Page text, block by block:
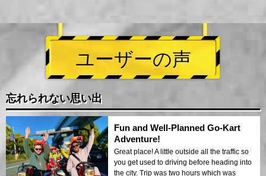
ユーザーの声
忘れられない思い出
Fun and Well-Planned Go-Kart
Adventure!
Great place! A little outside all the traffic so
you get used to driving before heading into
the city. Trip was two hours which was